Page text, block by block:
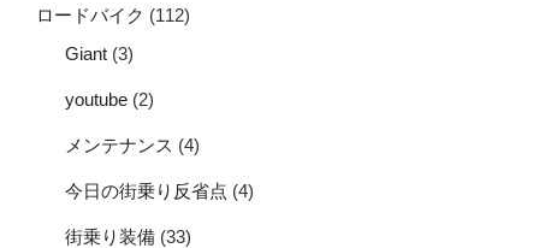
ロードバイク (112)
Giant (3)
youtube (2)
メンテナンス (4)
今日の街乗り反省点 (4)
街乗り装備 (33)